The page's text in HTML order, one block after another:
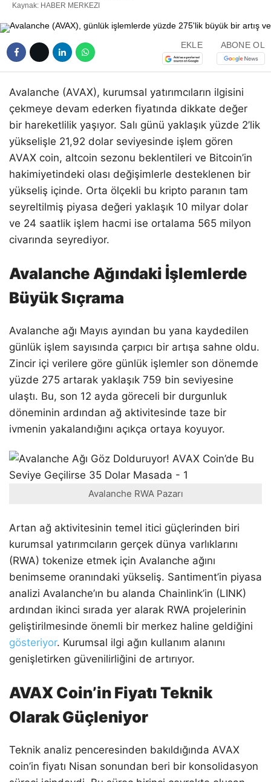
Kaynak: HABER MERKEZI
EKLE ABONE OL
Avalanche (AVAX), kurumsal yatırımcıların ilgisini
çekmeye devam ederken fiyatında dikkate değer
bir hareketlilik yaşıyor. Salı günü yaklaşık yüzde 2’lik
yükselişle 21,92 dolar seviyesinde işlem gören
AVAX coin, altcoin sezonu beklentileri ve Bitcoin’in
hakimiyetindeki olası değişimlerle desteklenen bir
yükseliş içinde. Orta ölçekli bu kripto paranın tam
seyreltilmiş piyasa değeri yaklaşık 10 milyar dolar
ve 24 saatlik işlem hacmi ise ortalama 565 milyon
civarında seyrediyor.
Avalanche Ağındaki İşlemlerde
Büyük Sıçrama
Avalanche ağı Mayıs ayından bu yana kaydedilen
günlük işlem sayısında çarpıcı bir artışa sahne oldu.
Zincir içi verilere göre günlük işlemler son dönemde
yüzde 275 artarak yaklaşık 759 bin seviyesine
ulaştı. Bu, son 12 ayda göreceli bir durgunluk
döneminin ardından ağ aktivitesinde taze bir
ivmenin yakalandığını açıkça ortaya koyuyor.
Avalanche RWA Pazarı
Artan ağ aktivitesinin temel itici güçlerinden biri
kurumsal yatırımcıların gerçek dünya varlıklarını
(RWA) tokenize etmek için Avalanche ağını
benimseme oranındaki yükseliş. Santiment’in piyasa
analizi Avalanche’ın bu alanda Chainlink’in (LINK)
ardından ikinci sırada yer alarak RWA projelerinin
geliştirilmesinde önemli bir merkez haline geldiğini
gösteriyor. Kurumsal ilgi ağın kullanım alanını
genişletirken güvenilirliğini de artırıyor.
AVAX Coin’in Fiyatı Teknik
Olarak Güçleniyor
Teknik analiz penceresinden bakıldığında AVAX
coin’in fiyatı Nisan sonundan beri bir konsolidasyon